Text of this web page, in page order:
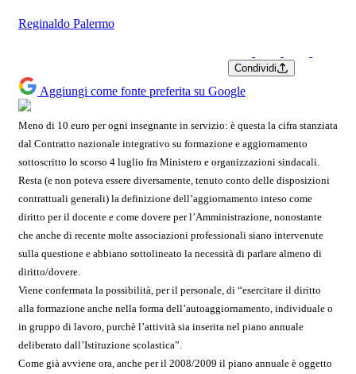
Reginaldo Palermo
Condividi
Aggiungi come fonte preferita su Google
Meno di 10 euro per ogni insegnante in servizio: è questa la cifra stanziata
dal Contratto nazionale integrativo su formazione e aggiornamento
sottoscritto lo scorso 4 luglio fra Ministero e organizzazioni sindacali.
Resta (e non poteva essere diversamente, tenuto conto delle disposizioni
contrattuali generali) la definizione dell’aggiornamento inteso come
diritto per il docente e come dovere per l’Amministrazione, nonostante
che anche di recente molte associazioni professionali siano intervenute
sulla questione e abbiano sottolineato la necessità di parlare almeno di
diritto/dovere.
Viene confermata la possibilità, per il personale, di “esercitare il diritto
alla formazione anche nella forma dell’autoaggiornamento, individuale o
in gruppo di lavoro, purchè l’attività sia inserita nel piano annuale
deliberato dall’Istituzione scolastica”.
Come già avviene ora, anche per il 2008/2009 il piano annuale è oggetto